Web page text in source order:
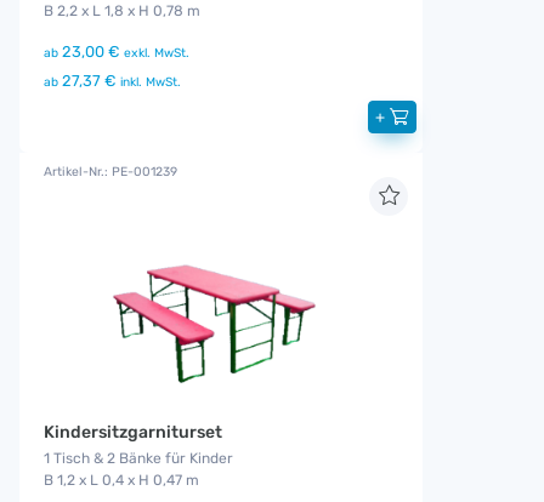
B 2,2 x L 1,8 x H 0,78 m
ab 23,00 € exkl. MwSt.
ab 27,37 € inkl. MwSt.
+
Artikel-Nr.: PE-001239
Kindersitzgarniturset
1 Tisch & 2 Bänke für Kinder
B 1,2 x L 0,4 x H 0,47 m